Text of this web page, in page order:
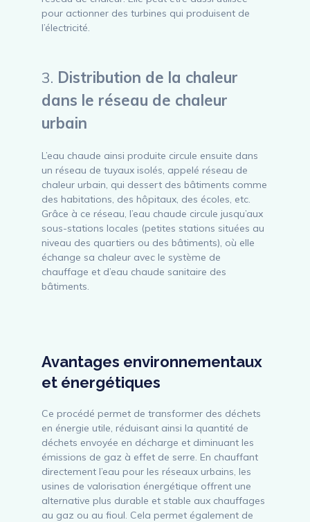
pour actionner des turbines qui produisent de
l’électricité.
3. Distribution de la chaleur
dans le réseau de chaleur
urbain
L’eau chaude ainsi produite circule ensuite dans
un réseau de tuyaux isolés, appelé réseau de
chaleur urbain, qui dessert des bâtiments comme
des habitations, des hôpitaux, des écoles, etc.
Grâce à ce réseau, l’eau chaude circule jusqu’aux
sous-stations locales (petites stations situées au
niveau des quartiers ou des bâtiments), où elle
échange sa chaleur avec le système de
chauffage et d’eau chaude sanitaire des
bâtiments.
Avantages environnementaux
et énergétiques
Ce procédé permet de transformer des déchets
en énergie utile, réduisant ainsi la quantité de
déchets envoyée en décharge et diminuant les
émissions de gaz à effet de serre. En chauffant
directement l’eau pour les réseaux urbains, les
usines de valorisation énergétique offrent une
alternative plus durable et stable aux chauffages
au gaz ou au fioul. Cela permet également de